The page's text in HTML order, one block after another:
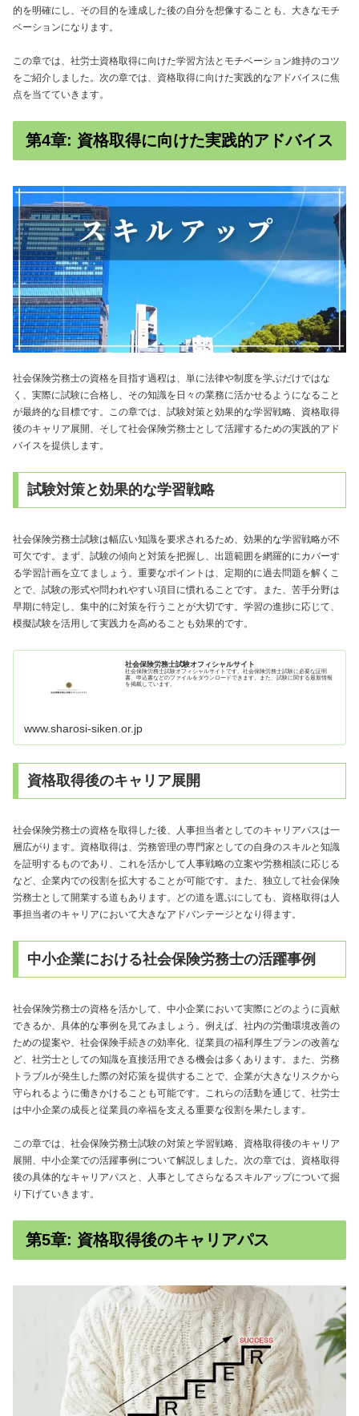
的を明確にし、その目的を達成した後の自分を想像することも、大きなモチ
ベーションになります。
この章では、社労士資格取得に向けた学習方法とモチベーション維持のコツ
をご紹介しました。次の章では、資格取得に向けた実践的なアドバイスに焦
点を当てていきます。
第4章: 資格取得に向けた実践的アドバイス
社会保険労務士の資格を目指す過程は、単に法律や制度を学ぶだけではな
く、実際に試験に合格し、その知識を日々の業務に活かせるようになること
が最終的な目標です。この章では、試験対策と効果的な学習戦略、資格取得
後のキャリア展開、そして社会保険労務士として活躍するための実践的アド
バイスを提供します。
試験対策と効果的な学習戦略
社会保険労務士試験は幅広い知識を要求されるため、効果的な学習戦略が不
可欠です。まず、試験の傾向と対策を把握し、出題範囲を網羅的にカバーす
る学習計画を立てましょう。重要なポイントは、定期的に過去問題を解くこ
とで、試験の形式や問われやすい項目に慣れることです。また、苦手分野は
早期に特定し、集中的に対策を行うことが大切です。学習の進捗に応じて、
模擬試験を活用して実践力を高めることも効果的です。
社会保険労務士試験オフィシャルサイト
社会保険労務士試験オフィシャルサイトです。社会保険労務士試験に必要な証明
書、申込書などのファイルをダウンロードできます。また、試験に関する最新情報
を掲載しています。
www.sharosi-siken.or.jp
資格取得後のキャリア展開
社会保険労務士の資格を取得した後、人事担当者としてのキャリアパスは一
層広がります。資格取得は、労務管理の専門家としての自身のスキルと知識
を証明するものであり、これを活かして人事戦略の立案や労務相談に応じる
など、企業内での役割を拡大することが可能です。また、独立して社会保険
労務士として開業する道もあります。どの道を選ぶにしても、資格取得は人
事担当者のキャリアにおいて大きなアドバンテージとなり得ます。
中小企業における社会保険労務士の活躍事例
社会保険労務士の資格を活かして、中小企業において実際にどのように貢献
できるか、具体的な事例を見てみましょう。例えば、社内の労働環境改善の
ための提案や、社会保険手続きの効率化、従業員の福利厚生プランの改善な
ど、社労士としての知識を直接活用できる機会は多くあります。また、労務
トラブルが発生した際の対応策を提供することで、企業が大きなリスクから
守られるように働きかけることも可能です。これらの活動を通じて、社労士
は中小企業の成長と従業員の幸福を支える重要な役割を果たします。
この章では、社会保険労務士試験の対策と学習戦略、資格取得後のキャリア
展開、中小企業での活躍事例について解説しました。次の章では、資格取得
後の具体的なキャリアパスと、人事としてさらなるスキルアップについて掘
り下げていきます。
第5章: 資格取得後のキャリアパス